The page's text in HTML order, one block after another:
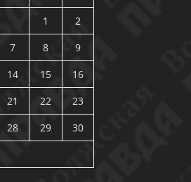
1
2
7 8
9
14 15
16
21 22
23
28 29
30